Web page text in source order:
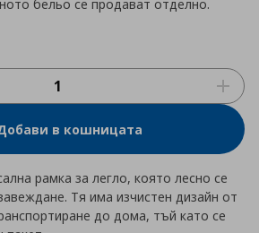
бельо се продават отделно.
в кошницата
рамка за легло, която лесно се
Тя има изчистен дизайн от
до дома, тъй като се